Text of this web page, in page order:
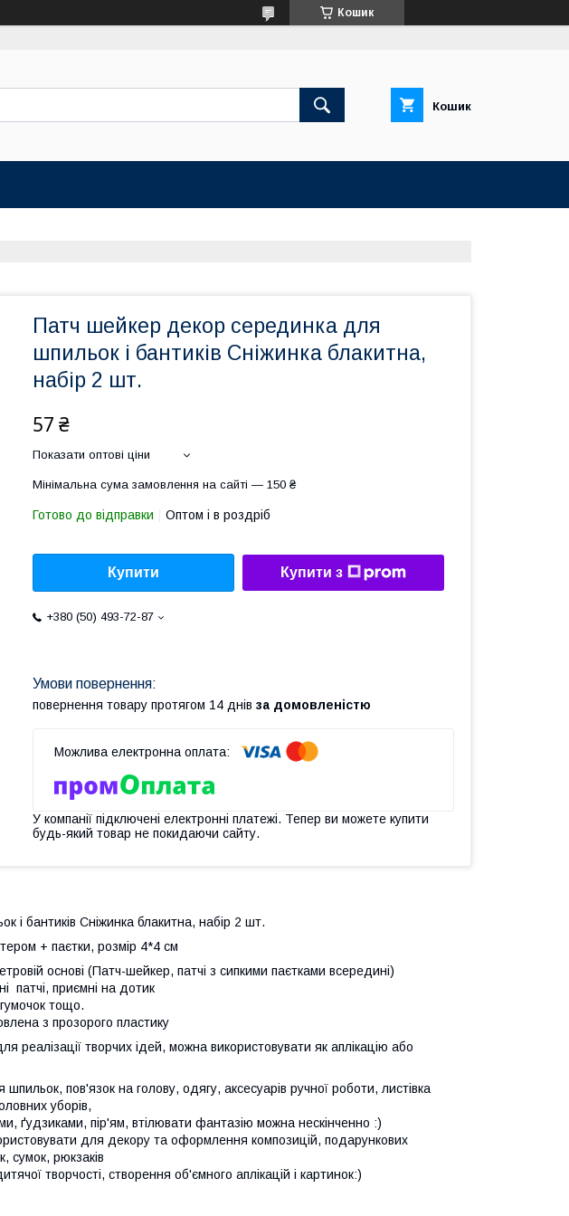
Кошик
Кошик
Патч шейкер декор серединка для
шпильок і бантиків Сніжинка блакитна,
набір 2 шт.
57 ₴
Показати оптові ціни
Мінімальна сума замовлення на сайті — 150 ₴
Готово до відправки Оптом і в роздріб
Купити Купити з
+380 (50) 493-72-87
повернення товару протягом 14 днів за домовленістю
У компанії підключені електронні платежі. Тепер ви можете купити
будь-який товар не покидаючи сайту.
і бантиків Сніжинка блакитна, набір 2 шт.
+ паєтки, розмір 4*4 см
основі (Патч-шейкер, патчі з сипкими паєтками всередині)
патчі, приємні на дотик
тощо.
з прозорого пластику
реалізації творчих ідей, можна використовувати як аплікацію або
пов'язок на голову, одягу, аксесуарів ручної роботи, листівка
уборів,
ґудзиками, пір'ям, втілювати фантазію можна нескінченно :)
для декору та оформлення композицій, подарункових
сумок, рюкзаків
творчості, створення об'ємного аплікацій і картинок:)